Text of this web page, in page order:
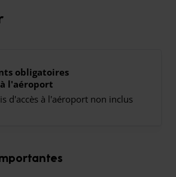
obligatoires
l'aéroport
d'accès à l'aéroport non inclus